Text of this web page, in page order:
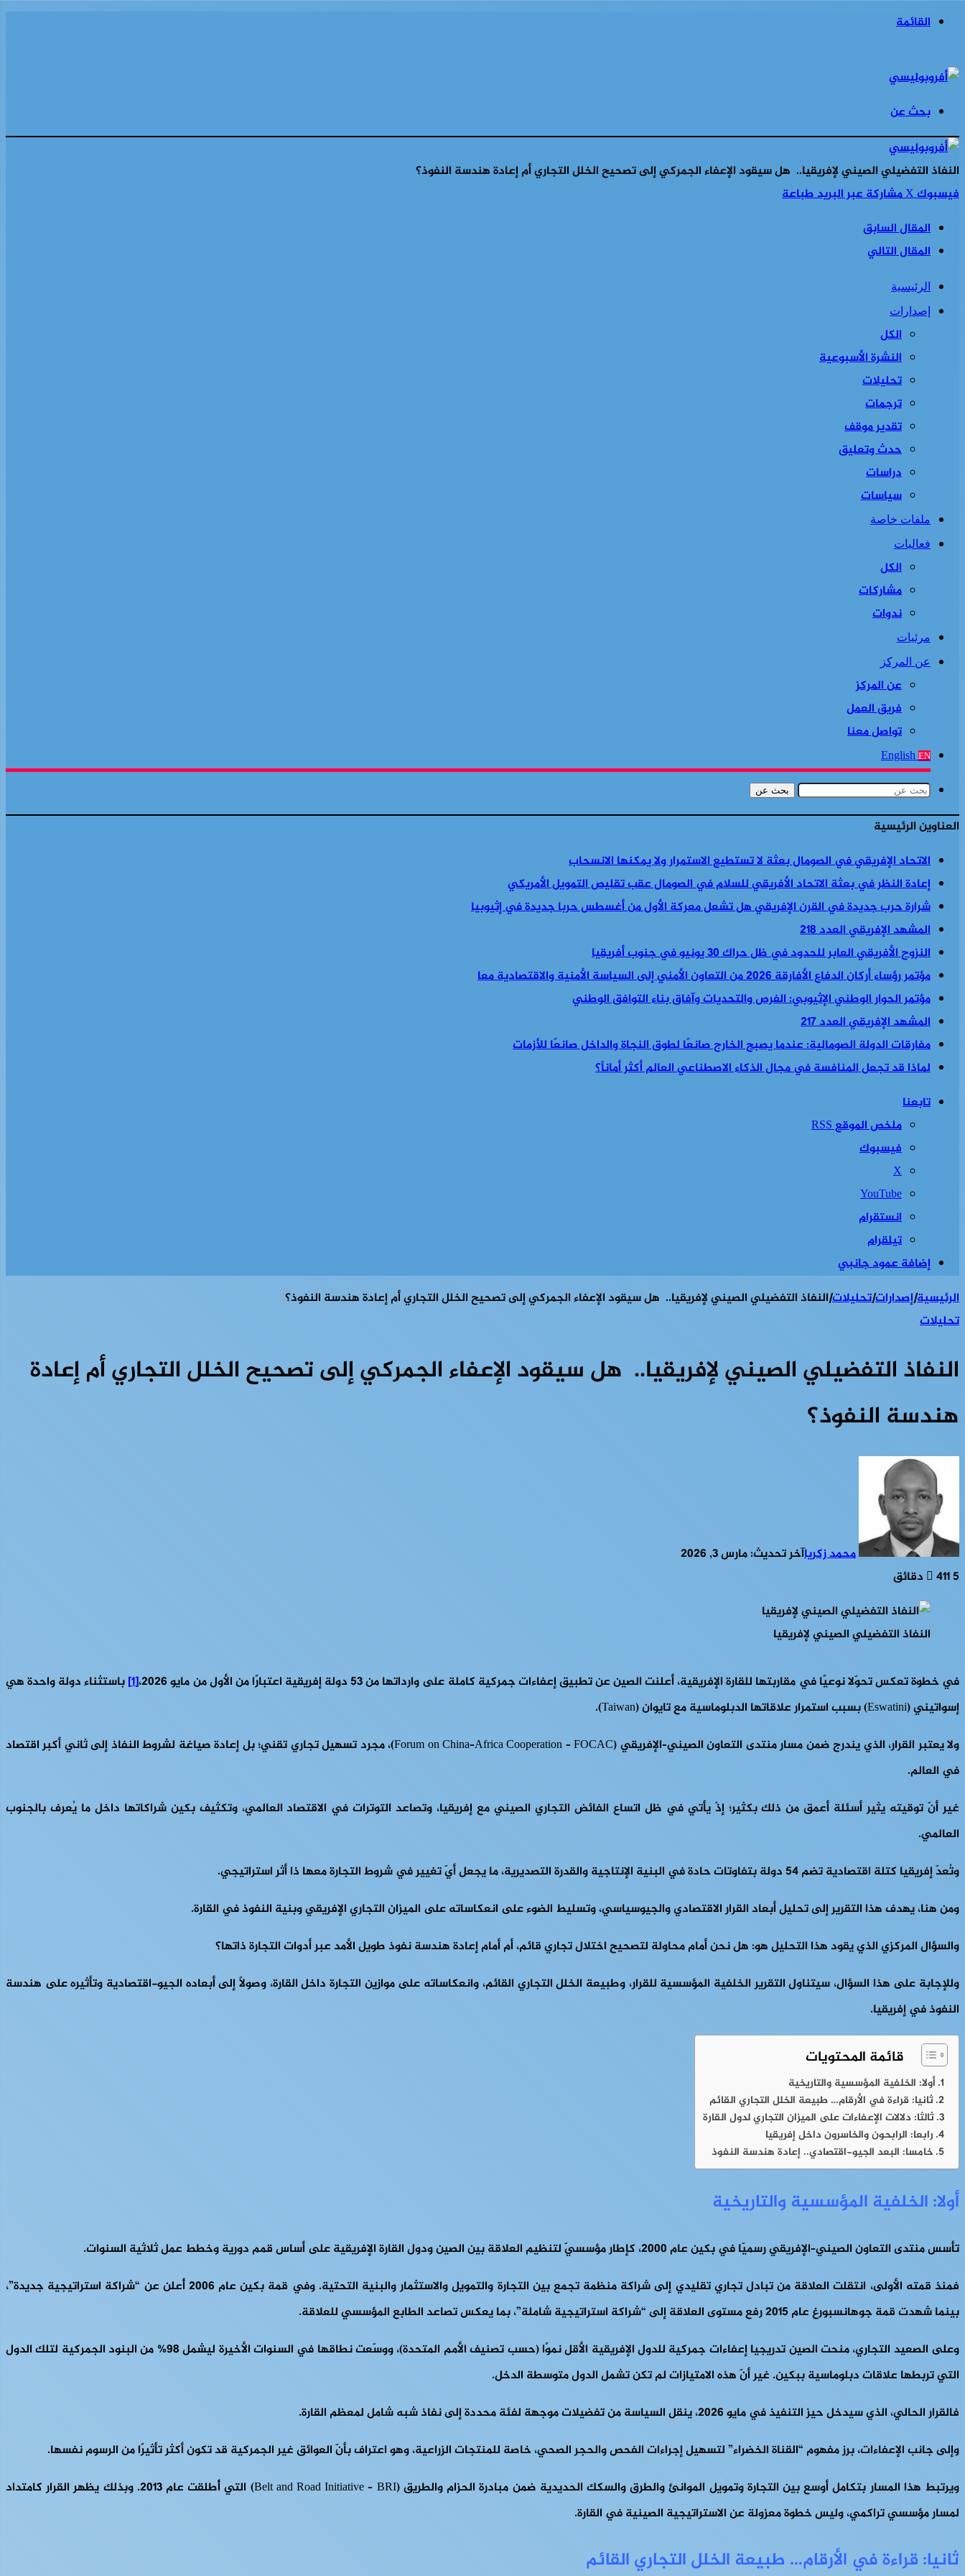
القائمة
بحث عن
النفاذ التفضيلي الصيني لإفريقيا.. هل سيقود الإعفاء الجمركي إلى تصحيح الخلل التجاري أم إعادة هندسة النفوذ؟
فيسبوك‫Xمشاركة عبر البريدطباعة
المقال السابق
المقال التالي
الرئيسية
إصدارات
الكل
النشرة الأسبوعية
تحليلات
ترجمات
تقدير موقف
حدث وتعليق
دراسات
سياسات
ملفات خاصة
فعاليات
الكل
مشاركات
ندوات
مرئيات
عن المركز
عن المركز
فريق العمل
تواصل معنا
English EN
بحث عن
العناوين الرئيسية
الاتحاد الإفريقي في الصومال بعثة لا تستطيع الاستمرار ولا يمكنها الانسحاب
إعادة النظر في بعثة الاتحاد الأفريقي للسلام في الصومال عقب تقليص التمويل الأمريكي
شرارة حرب جديدة في القرن الإفريقي هل تشعل معركة الأول من أغسطس حربا جديدة في إثيوبيا
المشهد الإفريقي العدد 218
النزوح الأفريقي العابر للحدود في ظل حراك 30 يونيو في جنوب أفريقيا
مؤتمر رؤساء أركان الدفاع الأفارقة 2026 من التعاون الأمني إلى السياسة الأمنية والاقتصادية معا
مؤتمر الحوار الوطني الإثيوبي: الفرص والتحديات وآفاق بناء التوافق الوطني
المشهد الإفريقي العدد 217
مفارقات الدولة الصومالية: عندما يصبح الخارج صانعًا لطوق النجاة والداخل صانعًا للأزمات
لماذا قد تجعل المنافسة في مجال الذكاء الاصطناعي العالم أكثر أماناً؟
تابعنا
ملخص الموقع RSS
فيسبوك
‫X
‫YouTube
انستقرام
تيلقرام
إضافة عمود جانبي
الرئيسية|إصدارات|تحليلات|النفاذ التفضيلي الصيني لإفريقيا.. هل سيقود الإعفاء الجمركي إلى تصحيح الخلل التجاري أم إعادة هندسة النفوذ؟
تحليلات
النفاذ التفضيلي الصيني لإفريقيا.. هل سيقود الإعفاء الجمركي إلى تصحيح الخلل التجاري أم إعادة
هندسة النفوذ؟
محمد زكرياآخر تحديث: مارس 3, 2026
4115 دقائق
النفاذ التفضيلي الصيني لإفريقيا
في خطوة تعكس تحوّلا نوعيًا في مقاربتها للقارة الإفريقية، أعلنت الصين عن تطبيق إعفاءات جمركية كاملة على وارداتها من 53 دولة إفريقية اعتبارًا من الأول من مايو 2026، [1] باستثناء دولة واحدة هي
إسواتيني (Eswatini) بسبب استمرار علاقاتها الدبلوماسية مع تايوان (Taiwan).
ولا يعتبر القرار، الذي يندرج ضمن مسار منتدى التعاون الصيني–الإفريقي (Forum on China–Africa Cooperation – FOCAC)، مجرد تسهيل تجاري تقني؛ بل إعادة صياغة لشروط النفاذ إلى ثاني أكبر اقتصاد
في العالم.
غير أنّ توقيته يثير أسئلة أعمق من ذلك بكثير؛ إذْ يأتي في ظل اتساع الفائض التجاري الصيني مع إفريقيا، وتصاعد التوترات في الاقتصاد العالمي، وتكثيف بكين شراكاتها داخل ما يُعرف بالجنوب
العالمي.
وتُعدّ إفريقيا كتلة اقتصادية تضم 54 دولة بتفاوتات حادة في البنية الإنتاجية والقدرة التصديرية، ما يجعل أيّ تغيير في شروط التجارة معها ذا أثر استراتيجي.
ومن هنا، يهدف هذا التقرير إلى تحليل أبعاد القرار الاقتصادي والجيوسياسي، وتسليط الضوء على انعكاساته على الميزان التجاري الإفريقي وبنية النفوذ في القارة.
والسؤال المركزي الذي يقود هذا التحليل هو: هل نحن أمام محاولة لتصحيح اختلال تجاري قائم، أم أمام إعادة هندسة نفوذ طويل الأمد عبر أدوات التجارة ذاتها؟
وللإجابة على هذا السؤال، سيتناول التقرير الخلفية المؤسسية للقرار، وطبيعة الخلل التجاري القائم، وانعكاساته على موازين التجارة داخل القارة، وصولًا إلى أبعاده الجيو-اقتصادية وتأثيره على هندسة
النفوذ في إفريقيا.
قائمة المحتويات
أولا: الخلفية المؤسسية والتاريخية
ثانيا: قراءة في الأرقام… طبيعة الخلل التجاري القائم
ثالثا: دلالات الإعفاءات على الميزان التجاري لدول القارة
رابعا: الرابحون والخاسرون داخل إفريقيا
خامسا: البعد الجيو-اقتصادي.. إعادة هندسة النفوذ
أولا: الخلفية المؤسسية والتاريخية
تأسس منتدى التعاون الصيني–الإفريقي رسميّا في بكين عام 2000، كإطار مؤسسيّ لتنظيم العلاقة بين الصين ودول القارة الإفريقية على أساس قمم دورية وخطط عمل ثلاثية السنوات.
فمنذ قمته الأولى، انتقلت العلاقة من تبادل تجاري تقليدي إلى شراكة منظمة تجمع بين التجارة والتمويل والاستثمار والبنية التحتية. وفي قمة بكين عام 2006 أُعلن عن “شراكة استراتيجية جديدة”،
بينما شهدت قمة جوهانسبورغ عام 2015 رفع مستوى العلاقة إلى “شراكة استراتيجية شاملة”، بما يعكس تصاعد الطابع المؤسسي للعلاقة.
وعلى الصعيد التجاري، منحت الصين تدريجيا إعفاءات جمركية للدول الإفريقية الأقل نموًا (حسب تصنيف الأمم المتحدة)، ووسّعت نطاقها في السنوات الأخيرة ليشمل 98% من البنود الجمركية لتلك الدول
التي تربطها علاقات دبلوماسية ببكين. غير أنّ هذه الامتيازات لم تكن تشمل الدول متوسطة الدخل.
فالقرار الحالي، الذي سيدخل حيز التنفيذ في مايو 2026، ينقل السياسة من تفضيلات موجهة لفئة محددة إلى نفاذ شبه شامل لمعظم القارة.
وإلى جانب الإعفاءات، برز مفهوم “القناة الخضراء” لتسهيل إجراءات الفحص والحجر الصحي، خاصة للمنتجات الزراعية، وهو اعتراف بأنّ العوائق غير الجمركية قد تكون أكثر تأثيرًا من الرسوم نفسها.
ويرتبط هذا المسار بتكامل أوسع بين التجارة وتمويل الموانئ والطرق والسكك الحديدية ضمن مبادرة الحزام والطريق (Belt and Road Initiative – BRI) التي أُطلقت عام 2013. وبذلك يظهر القرار كامتداد
لمسار مؤسسي تراكمي، وليس خطوة معزولة عن الاستراتيجية الصينية في القارة.
ثانيا: قراءة في الأرقام… طبيعة الخلل التجاري القائم